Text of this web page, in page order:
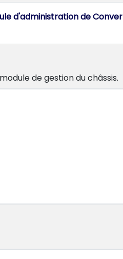
d'administration de
de gestion du châssis.